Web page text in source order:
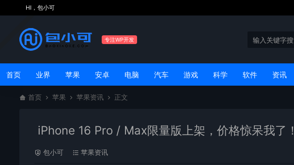
HI，包小可
专注WP开发
首页 业界 苹果 安卓 电脑 汽车 游戏 科学 软件 资讯
首页 苹果 苹果资讯 正文
iPhone 16 Pro / Max限量版上架，价格惊呆我了！
包小可 苹果资讯